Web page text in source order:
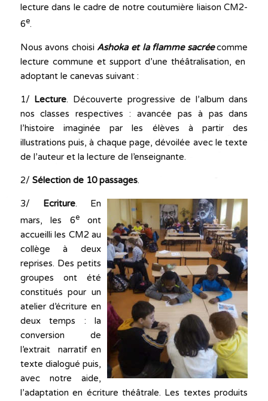
lecture dans le cadre de notre coutumière liaison CM2-
6e.
Nous avons choisi Ashoka et la flamme sacréecomme
lecture commune et support d’une théâtralisation, en
adoptant le canevas suivant :
1/ Lecture. Découverte progressive de l’album dans
nos classes respectives : avancée pas à pas dans
l’histoire imaginée par les élèves à partir des
illustrations puis, à chaque page, dévoilée avec le texte
de l’auteur et la lecture de l’enseignante.
2/ Sélection de 10 passages.
3/ Ecriture. En
mars, les 6eont
accueilli les CM2 au
collège à deux
reprises. Des petits
groupes ont été
constitués pour un
atelier d’écriture en
deux temps : la
conversion de
l’extrait narratif en
texte dialogué puis,
avec notre aide,
l’adaptation en écriture théâtrale. Les textes produits